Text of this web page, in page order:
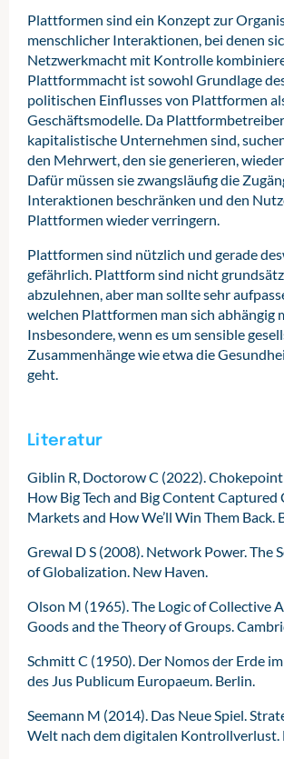
Plattformen sind ein Konzept zur
menschlicher Interaktionen, bei denen
Netzwerkmacht mit Kontrolle
Plattformmacht ist sowohl Grundlage
politischen Einflusses von Plattformen
Geschäftsmodelle. Da
kapitalistische Unternehmen sind,
den Mehrwert, den sie generieren,
Dafür müssen sie zwangsläufig die
Interaktionen beschränken und den
Plattformen wieder verringern.
Plattformen sind nützlich und gerade
gefährlich. Plattform sind nicht
abzulehnen, aber man sollte sehr
welchen Plattformen man sich abhängig
Insbesondere, wenn es um sensible
Zusammenhänge wie etwa die
geht.
Literatur
Giblin R, Doctorow C (2022).
How Big Tech and Big Content Captured
Markets and How We’ll Win Them Back.
Grewal D S (2008). Network Power. The
of Globalization. New Haven.
Olson M (1965). The Logic of Collective
Goods and the Theory of Groups.
Schmitt C (1950). Der Nomos der Erde
des Jus Publicum Europaeum. Berlin.
Seemann M (2014). Das Neue Spiel.
Welt nach dem digitalen Kontrollverlust.